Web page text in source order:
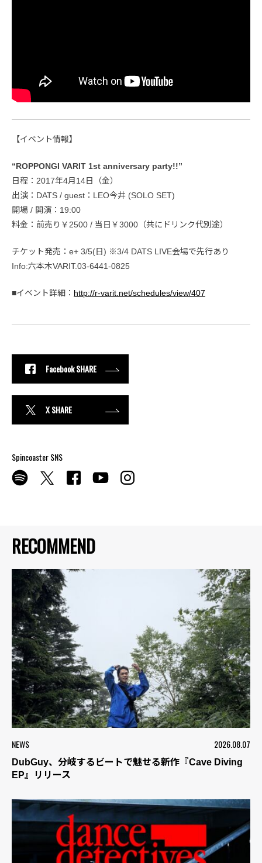
RECOMMEND
NEWS 2026.08.07
DubGuy、分岐するビートで魅せる新作『Cave Diving
EP』リリース
【イベント情報】
“ROPPONGI VARIT 1st anniversary party!!”
日程：2017年4月14日（金）
出演：DATS / guest：LEO今井 (SOLO SET)
開場 / 開演：19:00
料金：前売り￥2500 / 当日￥3000（共にドリンク代別途）
チケット発売：e+ 3/5(日) ※3/4 DATS LIVE会場で先行あり
Info:六本木VARIT.03-6441-0825
■イベント詳細： http://r-varit.net/schedules/view/407
Facebook SHARE
X SHARE
Spincoaster SNS